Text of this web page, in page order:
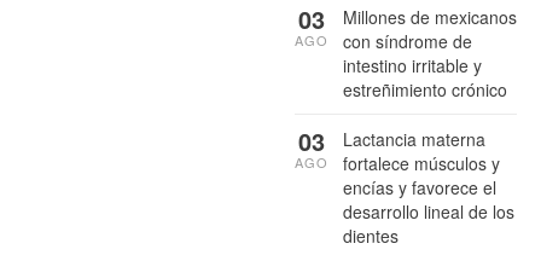
Millones de mexicanos
con síndrome de
intestino irritable y
estreñimiento crónico
03
AGO
Lactancia materna
fortalece músculos y
encías y favorece el
desarrollo lineal de los
dientes
03
AGO